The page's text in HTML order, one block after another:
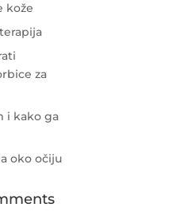
kože
za
i kako ga
oko očiju